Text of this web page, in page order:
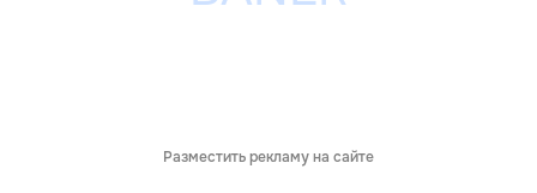
Разместить рекламу на сайте